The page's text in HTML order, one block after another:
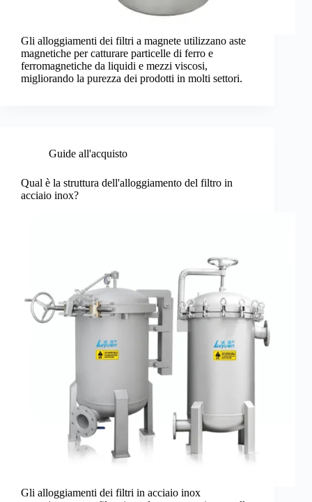
Gli alloggiamenti dei filtri a magnete utilizzano aste
magnetiche per catturare particelle di ferro e
ferromagnetiche da liquidi e mezzi viscosi,
migliorando la purezza dei prodotti in molti settori.
Guide all'acquisto
Qual è la struttura dell'alloggiamento del filtro in
acciaio inox?
Gli alloggiamenti dei filtri in acciaio inox